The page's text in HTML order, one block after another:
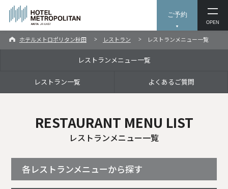
ご予約
OPEN
ホテルメトロポリタン秋田 レストラン レストランメニュー一覧
レストランメニュー一覧
レストラン一覧 よくあるご質問
RESTAURANT MENU LIST
レストランメニュー一覧
各レストランメニューから探す